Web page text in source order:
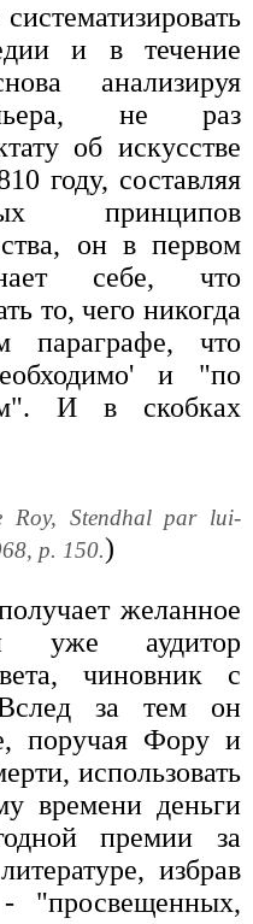
и в течение
анализируя
не раз
об искусстве
году, составляя
принципов
он в первом
себе, что
то, чего никогда
что
и "по
И в скобках
Stendhal par lui-
p. 150.)
желанное
уже аудитор
чиновник с
за тем он
поручая Фору и
использовать
времени деньги
премии за
избрав
"просвещенных,